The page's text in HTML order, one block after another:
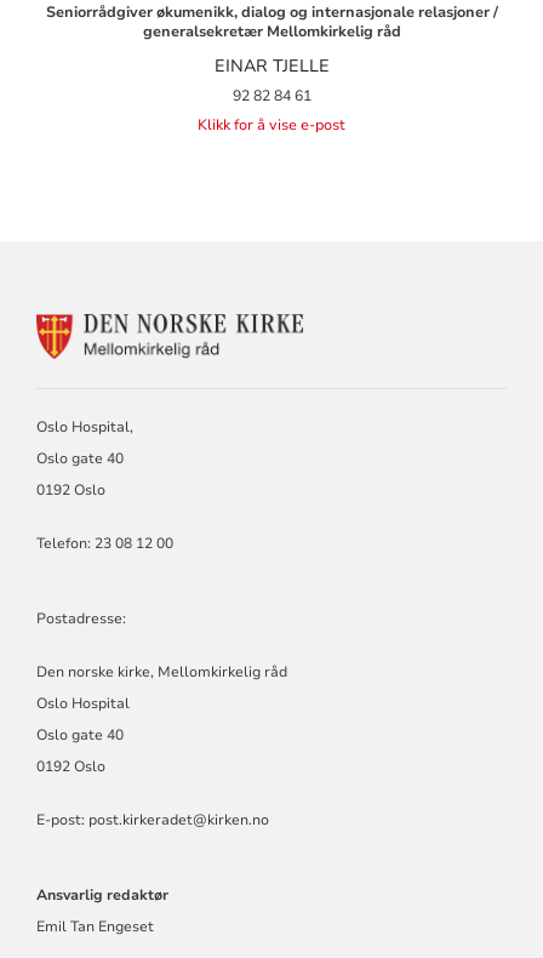
Seniorrådgiver økumenikk, dialog og internasjonale relasjoner /
generalsekretær Mellomkirkelig råd
EINAR TJELLE
92 82 84 61
Klikk for å vise e-post
KONTAKTINFORMASJON
Oslo Hospital,
Oslo gate 40
0192 Oslo
Telefon: 23 08 12 00
Postadresse:
Den norske kirke, Mellomkirkelig råd
Oslo Hospital
Oslo gate 40
0192 Oslo
E-post: post.kirkeradet@kirken.no
Ansvarlig redaktør
Emil Tan Engeset